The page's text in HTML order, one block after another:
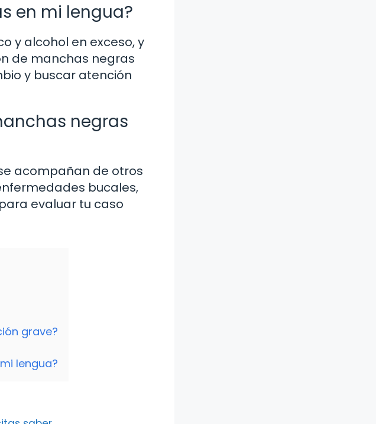
en mi lengua?
y alcohol en exceso, y
de manchas negras
y buscar atención
negras
acompañan de otros
bucales,
evaluar tu caso
grave?
lengua?